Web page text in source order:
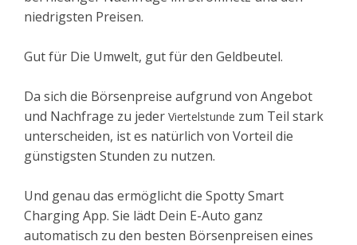
niedrigsten Preisen.
Gut für Die Umwelt, gut für den Geldbeutel.
Da sich die Börsenpreise aufgrund von Angebot
und Nachfrage zu jeder Viertelstunde zum Teil stark
unterscheiden, ist es natürlich von Vorteil die
günstigsten Stunden zu nutzen.
Und genau das ermöglicht die Spotty Smart
Charging App. Sie lädt Dein E-Auto ganz
automatisch zu den besten Börsenpreisen eines